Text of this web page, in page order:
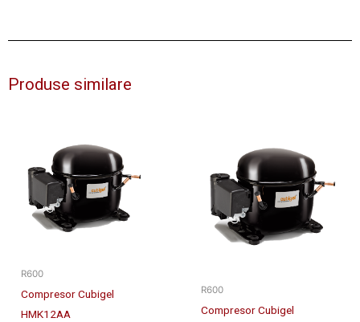
Produse similare
R600
Compresor Cubigel
HMK12AA
R600
Compresor Cubigel